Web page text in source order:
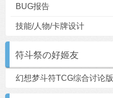
BUG报告
技能/人物/卡牌设计
符斗祭の好姬友
幻想梦斗符TCG综合讨论版